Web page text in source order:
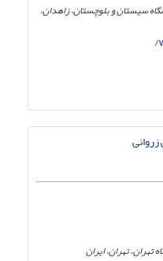
سیستان و بلوچستان، زاهدان،
تهران، تهران، ایران